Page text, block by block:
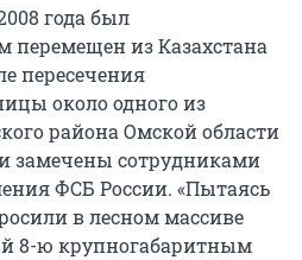
года был
перемещен из Казахстана
пересечения
около одного из
района Омской области
замечены сотрудниками
ФСБ России. «Пытаясь
в лесном массиве
8-ю крупногабаритным